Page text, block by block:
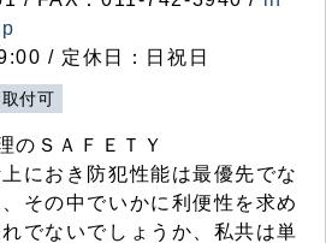
/ 定休日：日祝日
付可
のＳＡＦＥＴＹ
におき防犯性能は最優先でな
その中でいかに利便性を求め
でないでしょうか、私共は単